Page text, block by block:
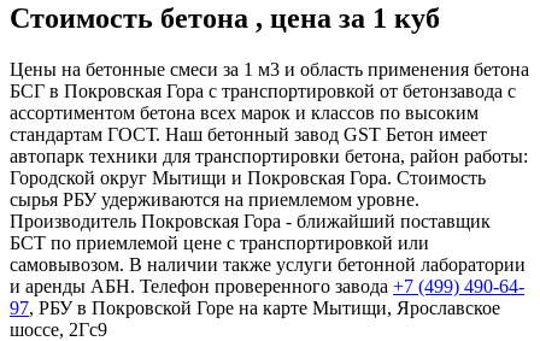
Стоимость бетона , цена за 1 куб
Цены на бетонные смеси за 1 м3 и область применения бетона
БСГ в Покровская Гора с транспортировкой от бетонзавода с
ассортиментом бетона всех марок и классов по высоким
стандартам ГОСТ. Наш бетонный завод GST Бетон имеет
автопарк техники для транспортировки бетона, район работы:
Городской округ Мытищи и Покровская Гора. Стоимость
сырья РБУ удерживаются на приемлемом уровне.
Производитель Покровская Гора - ближайший поставщик
БСТ по приемлемой цене с транспортировкой или
самовывозом. В наличии также услуги бетонной лаборатории
и аренды АБН. Телефон проверенного завода +7 (499) 490-64-
97, РБУ в Покровской Горе на карте Мытищи, Ярославское
шоссе, 2Гс9